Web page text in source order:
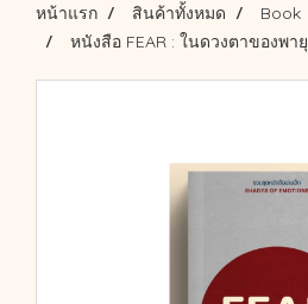
หน้าแรก สินค้าทั้งหมด Book
หนังสือ FEAR : ในดวงตาของพายุ